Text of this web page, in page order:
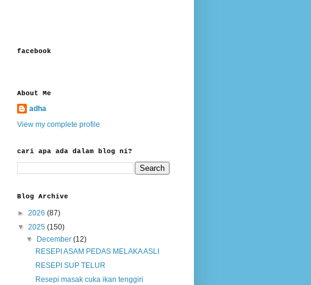
facebook
About Me
adha
View my complete profile
cari apa ada dalam blog ni?
Blog Archive
► 2026 (87)
▼ 2025 (150)
▼
December(12)
RESEPI ASAM PEDAS MELAKA ASLI
RESEPI SUP TELUR
Resepi masak cuka ikan tenggiri